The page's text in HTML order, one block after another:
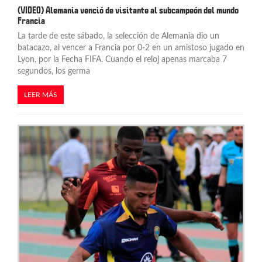
(VIDEO) Alemania venció de visitante al subcampeón del mundo
Francia
La tarde de este sábado, la selección de Alemania dio un
batacazo, al vencer a Francia por 0-2 en un amistoso jugado en
Lyon, por la Fecha FIFA. Cuando el reloj apenas marcaba 7
segundos, los germa
LEER MÁS